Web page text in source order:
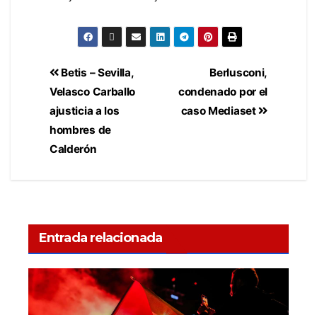
Berlusconi,
condenado por el
caso Mediaset
Betis – Sevilla,
Velasco Carballo
ajusticia a los
hombres de
Calderón
Entrada relacionada